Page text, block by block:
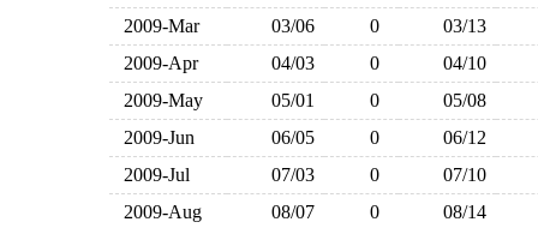
2009-Mar
03/06 0
03/13
2009-Apr
04/03 0
04/10
2009-May
05/01 0
05/08
2009-Jun
06/05 0
06/12
2009-Jul
07/03 0
07/10
2009-Aug
08/07 0
08/14